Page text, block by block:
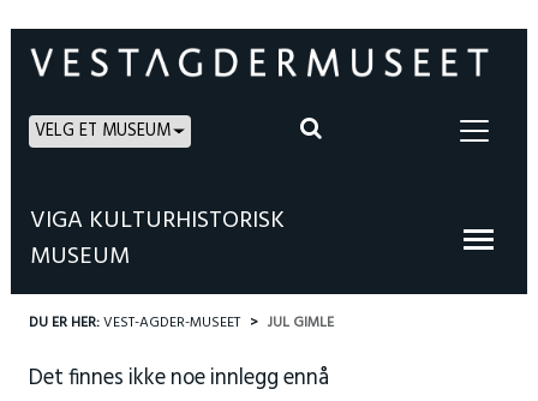
VELG ET MUSEUM
VIGA KULTURHISTORISK
MUSEUM
DU ER HER:VEST-AGDER-MUSEET JUL GIMLE
Det finnes ikke noe innlegg ennå